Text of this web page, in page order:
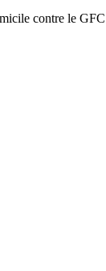
contre le